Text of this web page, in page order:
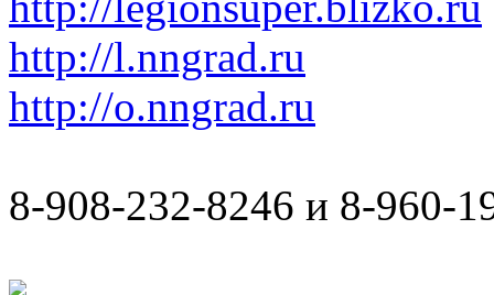
http://l.nngrad.ru
http://o.nngrad.ru
8-908-232-8246 и 8-960-